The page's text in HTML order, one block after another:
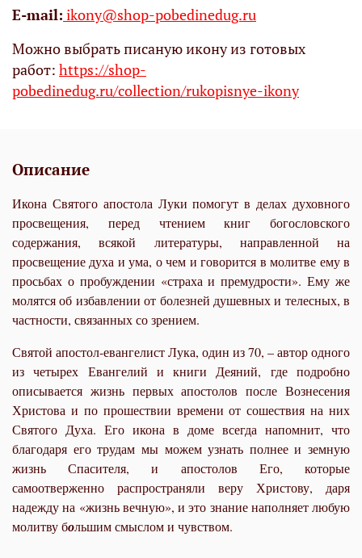
Е-mail: ikony@shop-pobedinedug.ru
Можно выбрать писаную икону из готовых
работ: https://shop-
pobedinedug.ru/collection/rukopisnye-ikony
Описание
Икона Святого апостола Луки помогут в делах духовного
просвещения, перед чтением книг богословского
содержания, всякой литературы, направленной на
просвещение духа и ума, о чем и говорится в молитве ему в
просьбах о пробуждении «страха и премудрости». Ему же
молятся об избавлении от болезней душевных и телесных, в
частности, связанных со зрением.
Святой апостол-евангелист Лука, один из 70, – автор одного
из четырех Евангелий и книги Деяний, где подробно
описывается жизнь первых апостолов после Вознесения
Христова и по прошествии времени от сошествия на них
Святого Духа. Его икона в доме всегда напомнит, что
благодаря его трудам мы можем узнать полнее и земную
жизнь Спасителя, и апостолов Его, которые
самоотверженно распространяли веру Христову, даря
надежду на «жизнь вечную», и это знание наполняет любую
молитву большим смыслом и чувством.